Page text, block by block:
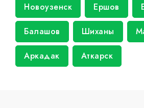
Новоузенск Ершов
Балашов Шиханы
Аркадак Аткарск